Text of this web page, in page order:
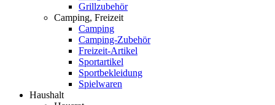
Grillzubehör
Camping, Freizeit
Camping
Camping-Zubehör
Freizeit-Artikel
Sportartikel
Sportbekleidung
Spielwaren
Haushalt